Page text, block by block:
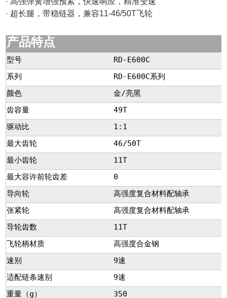
· 超长腿，带稳链器，兼容11-46/50T飞轮
产品特点
型号
RD-E600C
系列
RD-E600C系列
颜色
金/亮黑
齿容量
49T
驱动比
1:1
最大齿轮
46/50T
最小齿轮
11T
最大容许前轮齿差
0
导向轮
高强度复合材料配轴承
张紧轮
高强度复合材料配轴承
导轮齿数
11T
飞轮柄材质
高强度合金钢
速别
9速
适配链条速别
9速
重量（g）
350